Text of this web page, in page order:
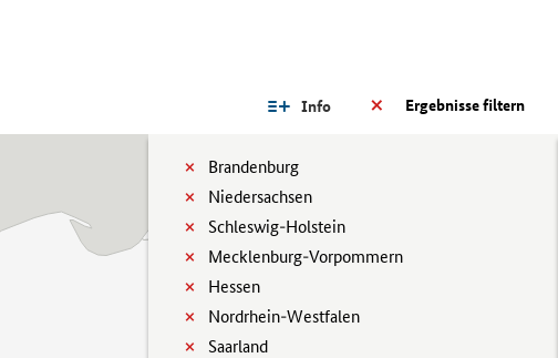
Ergebnisse filtern
Info
Brandenburg
Niedersachsen
Schleswig-Holstein
Mecklenburg-Vorpommern
Hessen
Nordrhein-Westfalen
Saarland